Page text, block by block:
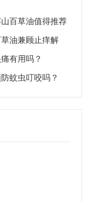
百草油值得推荐
油兼顾止痒解
有用吗？
蚊虫叮咬吗？